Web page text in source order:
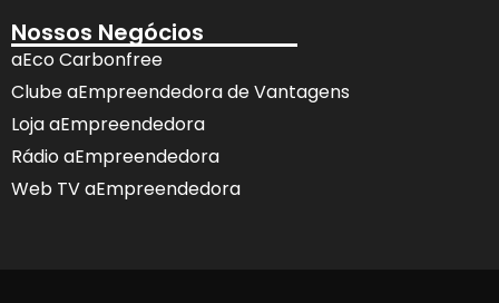
Nossos Negócios
aEco Carbonfree
Clube aEmpreendedora de Vantagens
Loja aEmpreendedora
Rádio aEmpreendedora
Web TV aEmpreendedora